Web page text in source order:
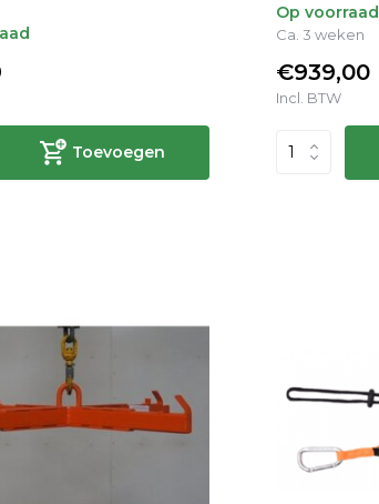
Toevoegen
Op voorraad
Ca. 3 weken
€939,00
Incl. BTW